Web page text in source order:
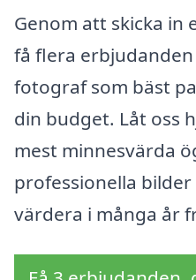
Genom att skicka in
få flera
fotograf som bäst
din budget. Låt oss
mest minnesvärda
professionella
värdera i många år